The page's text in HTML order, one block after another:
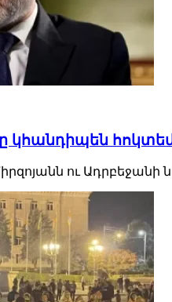
կհանդիպեն
ու Ադրբեջանի